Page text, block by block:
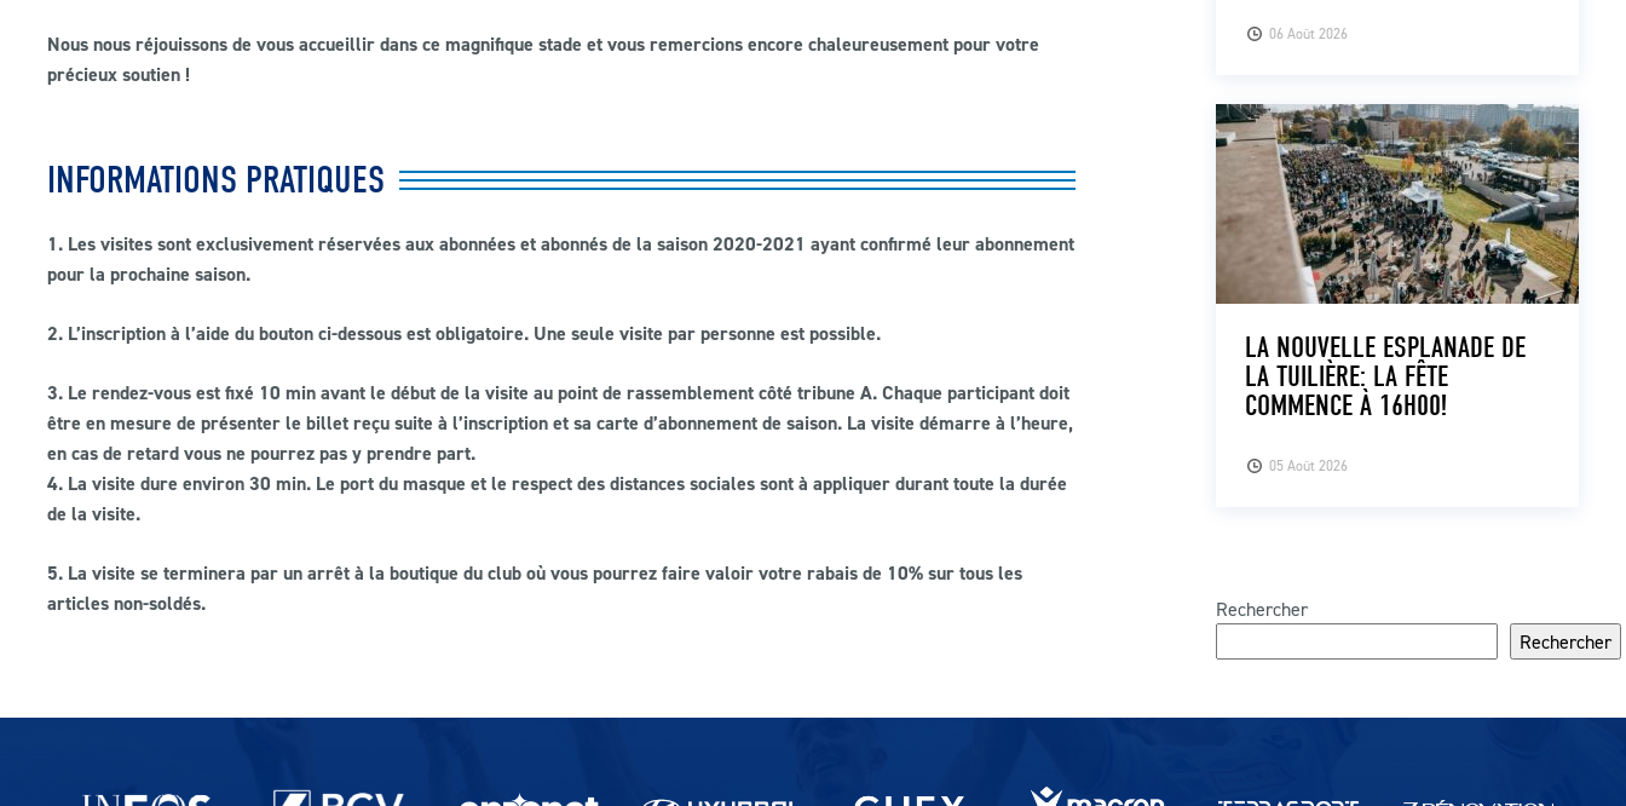
Nous nous réjouissons de vous accueillir dans ce magnifique stade et vous remercions encore chaleureusement pour votre
précieux soutien !
INFORMATIONS PRATIQUES
1. Les visites sont exclusivement réservées aux abonnées et abonnés de la saison 2020-2021 ayant confirmé leur abonnement
pour la prochaine saison.
2. L’inscription à l’aide du bouton ci-dessous est obligatoire. Une seule visite par personne est possible.
3. Le rendez-vous est fixé 10 min avant le début de la visite au point de rassemblement côté tribune A. Chaque participant doit
être en mesure de présenter le billet reçu suite à l’inscription et sa carte d’abonnement de saison. La visite démarre à l’heure,
en cas de retard vous ne pourrez pas y prendre part.
4. La visite dure environ 30 min. Le port du masque et le respect des distances sociales sont à appliquer durant toute la durée
de la visite.
5. La visite se terminera par un arrêt à la boutique du club où vous pourrez faire valoir votre rabais de 10% sur tous les
articles non-soldés.
06 Août 2026
05 Août 2026
LA NOUVELLE ESPLANADE DE
LA TUILIÈRE: LA FÊTE
COMMENCE À 16H00!
Rechercher
Rechercher
Partenaires du lausanne-Sport